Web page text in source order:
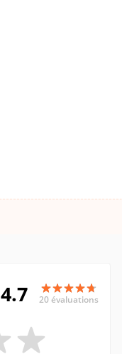
4.7 20 évaluations